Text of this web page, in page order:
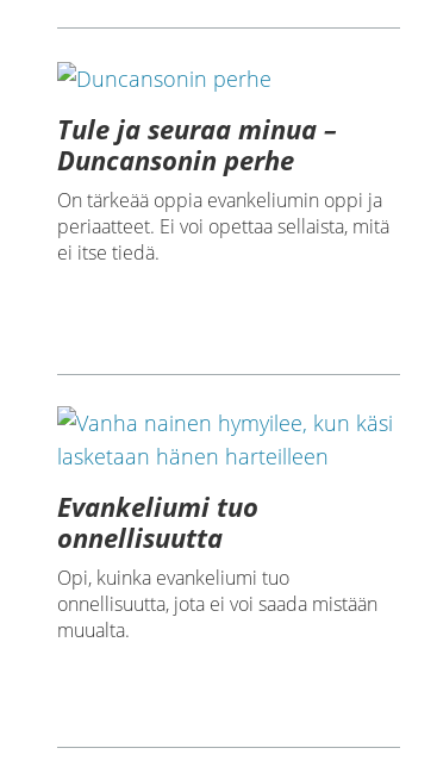
Tule ja seuraa minua –
Duncansonin perhe
On tärkeää oppia evankeliumin oppi ja
periaatteet. Ei voi opettaa sellaista, mitä
ei itse tiedä.
Evankeliumi tuo
onnellisuutta
Opi, kuinka evankeliumi tuo
onnellisuutta, jota ei voi saada mistään
muualta.